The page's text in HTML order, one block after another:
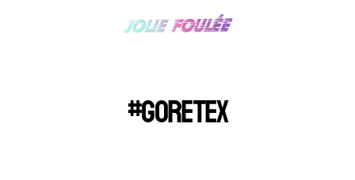
#GORETEX